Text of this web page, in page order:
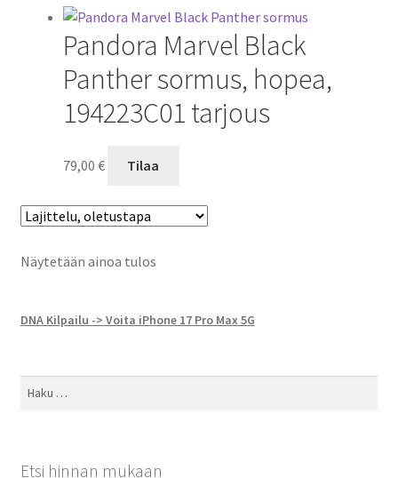
Pandora Marvel Black
Panther sormus, hopea,
194223C01 tarjous
79,00 € Tilaa
Näytetään ainoa tulos
DNA Kilpailu -> Voita iPhone 17 Pro Max 5G
Haku:
Etsi hinnan mukaan